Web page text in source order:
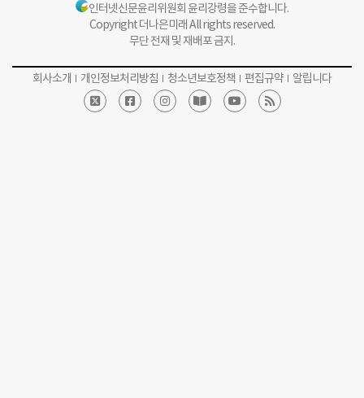
인터넷신문윤리위원회 윤리강령을 준수합니다.
Copyright 더나은미래 All rights reserved.
무단 전재 및 재배포 금지.
회사소개 개인정보처리방침 청소년보호정책 편집규약 알립니다